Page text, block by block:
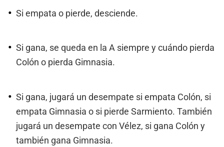
Si empata o pierde, desciende.
Si gana, se queda en la A siempre y cuándo pierda
Colón o pierda Gimnasia.
Si gana, jugará un desempate si empata Colón, si
empata Gimnasia o si pierde Sarmiento. También
jugará un desempate con Vélez, si gana Colón y
también gana Gimnasia.